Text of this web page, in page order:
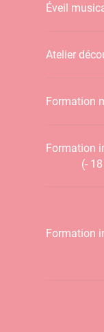
Éveil
Atelier
Formation
Formation
(-
Formation